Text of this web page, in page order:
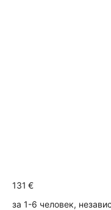
131 €
за 1-6 человек,